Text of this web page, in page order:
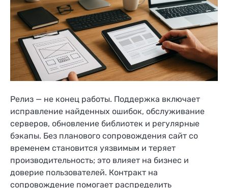
Релиз — не конец работы. Поддержка включает
исправление найденных ошибок, обслуживание
серверов, обновление библиотек и регулярные
бэкапы. Без планового сопровождения сайт со
временем становится уязвимым и теряет
производительность; это влияет на бизнес и
доверие пользователей. Контракт на
сопровождение помогает распределить